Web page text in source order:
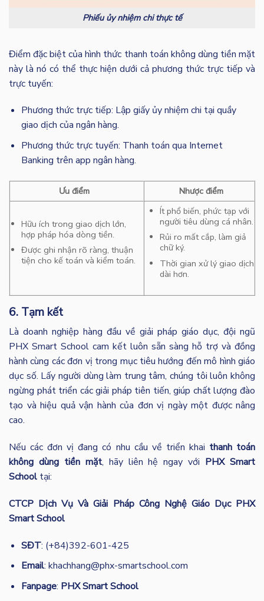
Phiếu ủy nhiệm chi thực tế
Điểm đặc biệt của hình thức thanh toán không dùng tiền mặt
này là nó có thể thực hiện dưới cả phương thức trực tiếp và
trực tuyến:
Phương thức trực tiếp: Lập giấy ủy nhiệm chi tại quầy
giao dịch của ngân hàng.
Phương thức trực tuyến: Thanh toán qua Internet
Banking trên app ngân hàng.
Ưu điểm Nhược điểm
Hữu ích trong giao dịch lớn,
hợp pháp hóa dòng tiền.
Được ghi nhận rõ ràng, thuận
tiện cho kế toán và kiểm toán.
Ít phổ biến, phức tạp với
người tiêu dùng cá nhân.
Rủi ro mất cắp, làm giả
chữ ký.
Thời gian xử lý giao dịch
dài hơn.
6. Tạm kết
Là doanh nghiệp hàng đầu về giải pháp giáo dục, đội ngũ
PHX Smart School cam kết luôn sẵn sàng hỗ trợ và đồng
hành cùng các đơn vị trong mục tiêu hướng đến mô hình giáo
dục số. Lấy người dùng làm trung tâm, chúng tôi luôn không
ngừng phát triển các giải pháp tiên tiến, giúp chất lượng đào
tạo và hiệu quả vận hành của đơn vị ngày một được nâng
cao.
Nếu các đơn vị đang có nhu cầu về triển khai thanh toán
không dùng tiền mặt, hãy liên hệ ngay với PHX Smart
School tại:
CTCP Dịch Vụ Và Giải Pháp Công Nghệ Giáo Dục PHX
Smart School
SĐT: (+84)392-601-425
Email: khachhang@phx-smartschool.com
Fanpage: PHX Smart School